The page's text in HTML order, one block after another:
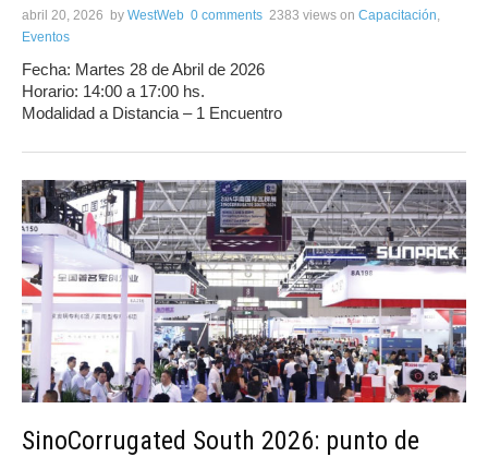
abril 20, 2026 by WestWeb 0 comments 2383 views on Capacitación,
Eventos
Fecha: Martes 28 de Abril de 2026
Horario: 14:00 a 17:00 hs.
Modalidad a Distancia – 1 Encuentro
SinoCorrugated South 2026: punto de